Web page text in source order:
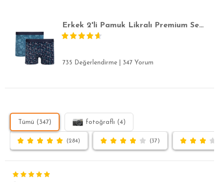
Erkek 2'li Pamuk Likralı Premium Seri Esnek Kumaş Boxer
735 Değerlendirme 347 Yorum
Tümü (347) fotoğraflı (4)
(284) (37)